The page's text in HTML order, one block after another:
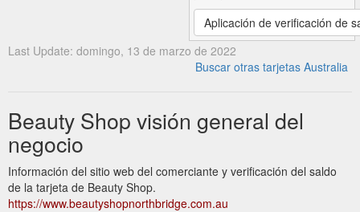
Aplicación de verificación de
Last Update: domingo, 13 de marzo de 2022
Buscar otras tarjetas Australia
Beauty Shop visión general del
negocio
Información del sitio web del comerciante y verificación del saldo
de la tarjeta de Beauty Shop.
https://www.beautyshopnorthbridge.com.au